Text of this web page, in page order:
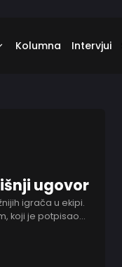
Kolumna Intervjui
ugovor
igrača u ekipi.
koji je potpisao